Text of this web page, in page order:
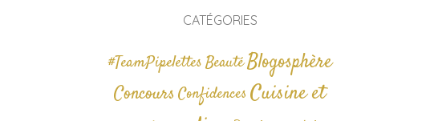
CATÉGORIES
#TeamPipelettesBeautéBlogosphère
ConcoursConfidences Cuisine et